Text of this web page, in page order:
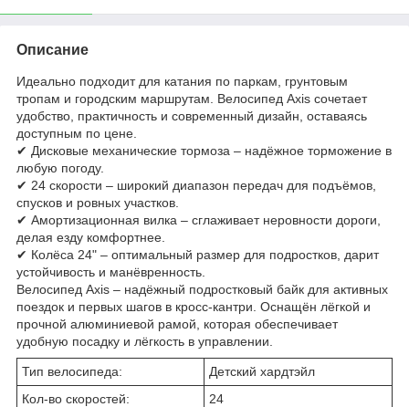
Описание
Идеально подходит для катания по паркам, грунтовым
тропам и городским маршрутам. Велосипед Axis сочетает
удобство, практичность и современный дизайн, оставаясь
доступным по цене.
✔ Дисковые механические тормоза – надёжное торможение в
любую погоду.
✔ 24 скорости – широкий диапазон передач для подъёмов,
спусков и ровных участков.
✔ Амортизационная вилка – сглаживает неровности дороги,
делая езду комфортнее.
✔ Колёса 24" – оптимальный размер для подростков, дарит
устойчивость и манёвренность.
Велосипед Axis – надёжный подростковый байк для активных
поездок и первых шагов в кросс-кантри. Оснащён лёгкой и
прочной алюминиевой рамой, которая обеспечивает
удобную посадку и лёгкость в управлении.
Тип велосипеда:
Детский хардтэйл
Кол-во скоростей:
24